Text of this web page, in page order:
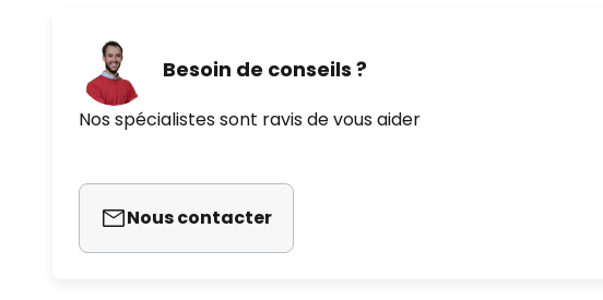
Besoin de conseils ?
Nos spécialistes sont ravis de vous aider
Nous contacter